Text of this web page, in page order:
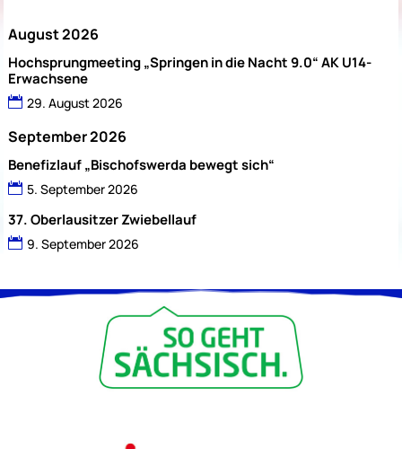
August 2026
Hochsprungmeeting „Springen in die Nacht 9.0“ AK U14-
Erwachsene
29. August 2026
September 2026
Benefizlauf „Bischofswerda bewegt sich“
5. September 2026
37. Oberlausitzer Zwiebellauf
9. September 2026